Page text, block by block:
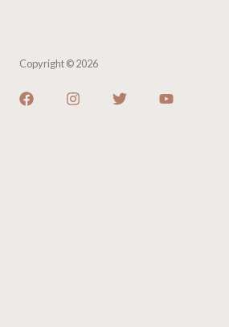
Copyright © 2026